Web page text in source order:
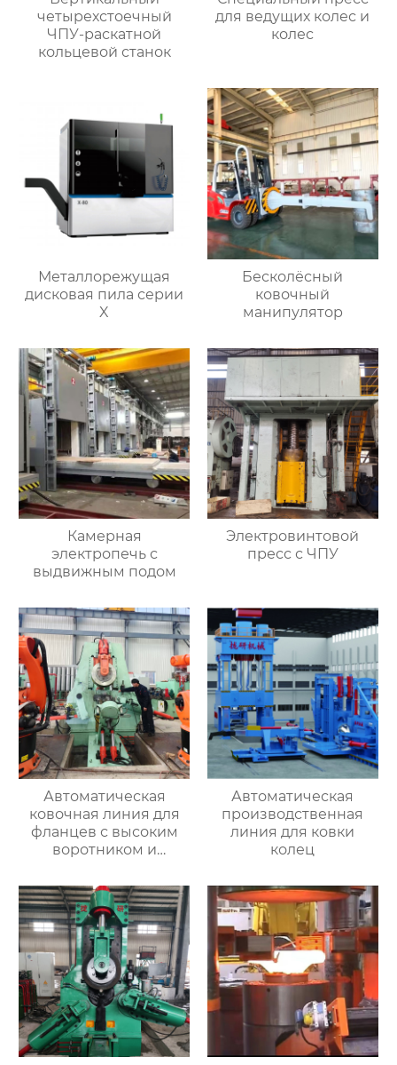
четырехстоечный
ЧПУ-раскатной
кольцевой станок
для ведущих колес и
колес
Металлорежущая
дисковая пила серии
X
Бесколёсный
ковочный
манипулятор
Камерная
электропечь с
выдвижным подом
Электровинтовой
пресс с ЧПУ
Автоматическая
ковочная линия для
фланцев с высоким
воротником и
Автоматическая
производственная
линия для ковки
колец